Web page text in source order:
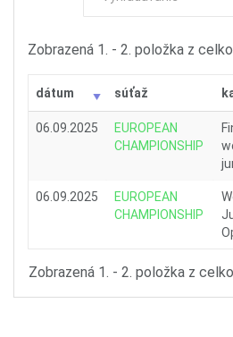
Zobrazená 1. - 2. položka z
dátum súťaž
06.09.2025
EUROPEAN
CHAMPIONSHIP
06.09.2025
EUROPEAN
CHAMPIONSHIP
Zobrazená 1. - 2. položka z